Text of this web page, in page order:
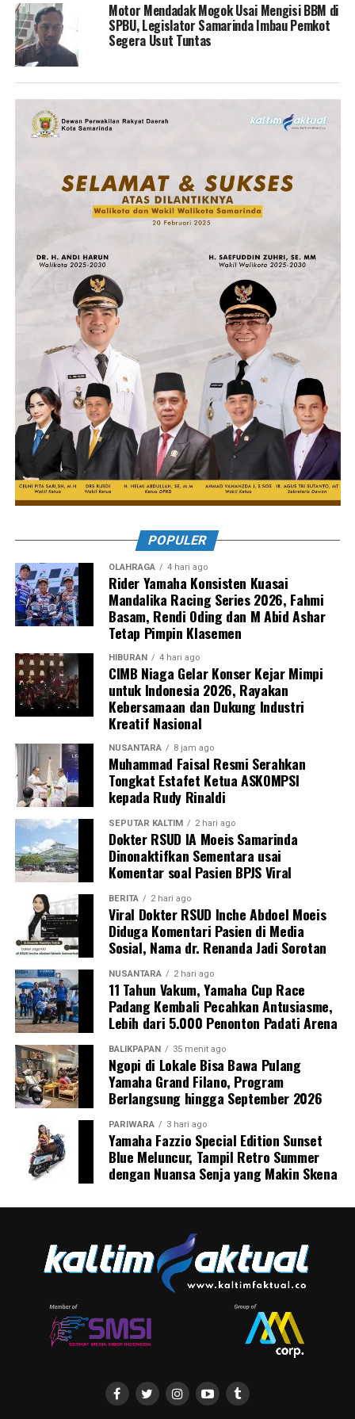
Motor Mendadak Mogok Usai Mengisi BBM di
SPBU, Legislator Samarinda Imbau Pemkot
Segera Usut Tuntas
POPULER
OLAHRAGA 4 hari ago
Rider Yamaha Konsisten Kuasai
Mandalika Racing Series 2026, Fahmi
Basam, Rendi Oding dan M Abid Ashar
Tetap Pimpin Klasemen
HIBURAN 4 hari ago
CIMB Niaga Gelar Konser Kejar Mimpi
untuk Indonesia 2026, Rayakan
Kebersamaan dan Dukung Industri
Kreatif Nasional
NUSANTARA 8 jam ago
Muhammad Faisal Resmi Serahkan
Tongkat Estafet Ketua ASKOMPSI
kepada Rudy Rinaldi
SEPUTAR KALTIM 2 hari ago
Dokter RSUD IA Moeis Samarinda
Dinonaktifkan Sementara usai
Komentar soal Pasien BPJS Viral
BERITA 2 hari ago
Viral Dokter RSUD Inche Abdoel Moeis
Diduga Komentari Pasien di Media
Sosial, Nama dr. Renanda Jadi Sorotan
NUSANTARA 2 hari ago
11 Tahun Vakum, Yamaha Cup Race
Padang Kembali Pecahkan Antusiasme,
Lebih dari 5.000 Penonton Padati Arena
BALIKPAPAN 35 menit ago
Ngopi di Lokale Bisa Bawa Pulang
Yamaha Grand Filano, Program
Berlangsung hingga September 2026
PARIWARA 3 hari ago
Yamaha Fazzio Special Edition Sunset
Blue Meluncur, Tampil Retro Summer
dengan Nuansa Senja yang Makin Skena